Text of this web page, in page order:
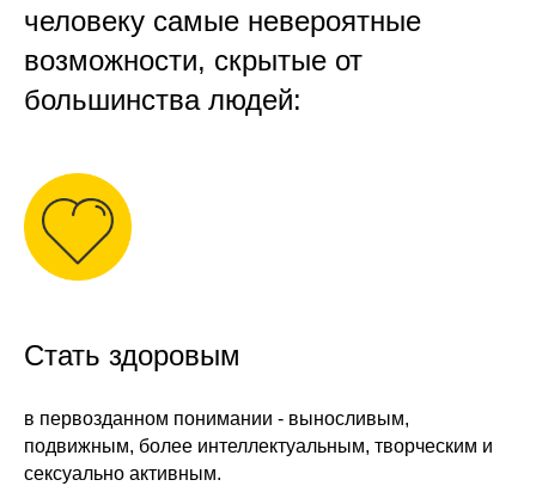
человеку самые невероятные
возможности, скрытые от
большинства людей:
Стать здоровым
в первозданном понимании - выносливым,
подвижным, более интеллектуальным, творческим и
сексуально активным.